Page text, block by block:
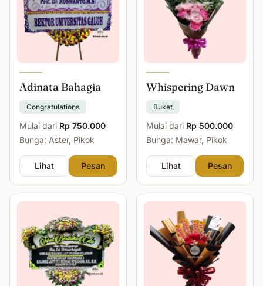
Adinata Bahagia
Congratulations
Mulai dari Rp 750.000
Bunga: Aster, Pikok
Lihat Pesan
Whispering Dawn
Buket
Mulai dari Rp 500.000
Bunga: Mawar, Pikok
Lihat Pesan